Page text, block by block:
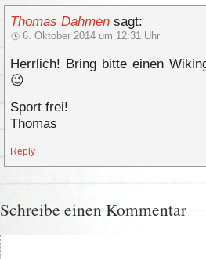
Thomas Dahmen sagt:
6. Oktober 2014 um 12:31 Uhr
Herrlich! Bring bitte einen
😉
Sport frei!
Thomas
Reply
Schreibe einen Kommentar